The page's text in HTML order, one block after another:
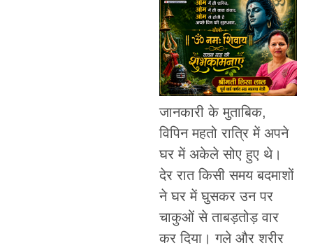
जानकारी के मुताबिक,
विपिन महतो रात्रि में अपने
घर में अकेले सोए हुए थे।
देर रात किसी समय बदमाशों
ने घर में घुसकर उन पर
चाकुओं से ताबड़तोड़ वार
कर दिया। गले और शरीर